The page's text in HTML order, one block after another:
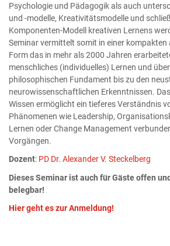
Psychologie und Pädagogik als auch
und -modelle, Kreativitätsmodelle und
Komponenten-Modell kreativen Lernens
Seminar vermittelt somit in einer kompakten
Form das in mehr als 2000 Jahren
menschliches (individuelles) Lernen und
philosophischen Fundament bis zu den
neurowissenschaftlichen Erkenntnissen.
Wissen ermöglicht ein tieferes Verständnis
Phänomenen wie Leadership,
Lernen oder Change Management
Vorgängen.
Dozent: PD Dr. Alexander V. Steckelberg
Dieses Seminar ist auch für Gäste offen
belegbar!
Hier geht es zur Anmeldung!